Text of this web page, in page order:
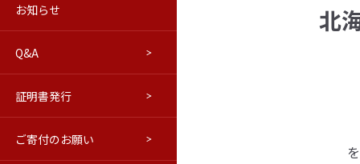
お知らせ
Q&A
証明書発行
ご寄付のお願い
北